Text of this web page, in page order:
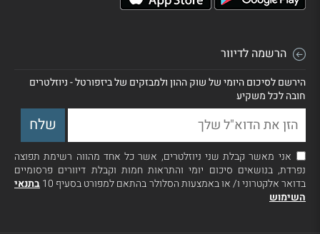
הרשמה לדיוור
הירשם לסיכום היומי של שוק ההון ולמבזקים של ביזפורטל - ניוזלטרים
חובה לכל משקיע
אני מאשר קבלת שני ניוזלטרים, אשר כל אחד מהווה רשימת תפוצה
נפרדת, בנושאים סיכום יומי והתראות חמות וקבלת דיוורים פרסומיים
בדואר אלקטרוני ו/ או באמצעות הסלולר בהתאם למפורט בסעיף 10
בתנאי
השימוש